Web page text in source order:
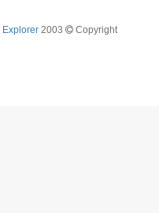
Explorer 2003 Copyright